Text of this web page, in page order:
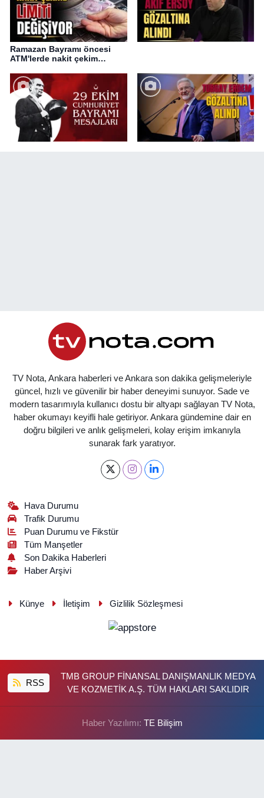
Ramazan Bayramı öncesi
ATM'lerde nakit çekim
TV Nota, Ankara haberleri ve Ankara son dakika gelişmeleriyle
güncel, hızlı ve güvenilir bir haber deneyimi sunuyor. Sade ve
modern tasarımıyla kullanıcı dostu bir altyapı sağlayan TV Nota,
haber okumayı keyifli hale getiriyor. Ankara gündemine dair en
doğru bilgileri ve anlık gelişmeleri, kolay erişim imkanıyla
sunarak fark yaratıyor.
Hava Durumu
Trafik Durumu
Puan Durumu ve Fikstür
Tüm Manşetler
Son Dakika Haberleri
Haber Arşivi
Künye İletişim Gizlilik Sözleşmesi
RSS
TMB GROUP FİNANSAL DANIŞMANLIK MEDYA
VE KOZMETİK A.Ş. TÜM HAKLARI SAKLIDIR
Haber Yazılımı: TE Bilişim